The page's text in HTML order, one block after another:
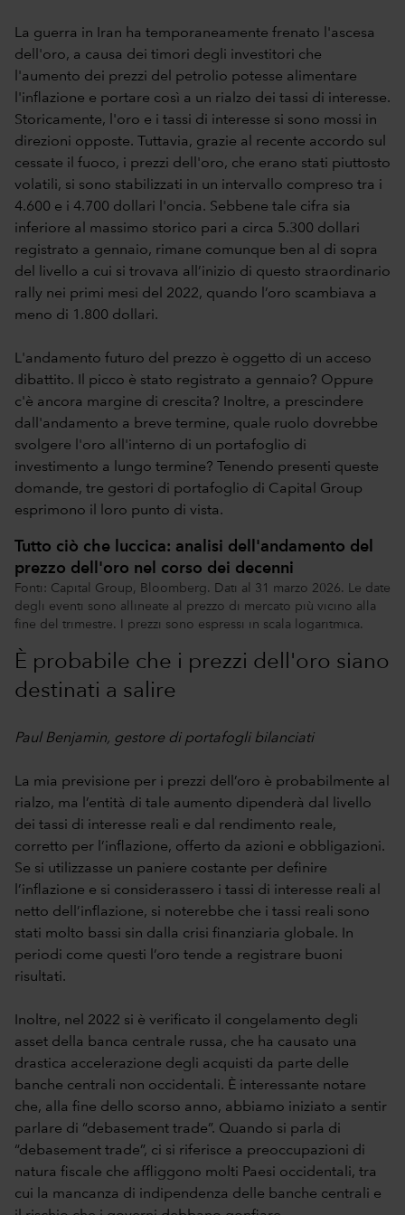
La guerra in Iran ha temporaneamente frenato l'ascesa
dell'oro, a causa dei timori degli investitori che
l'aumento dei prezzi del petrolio potesse alimentare
l'inflazione e portare così a un rialzo dei tassi di interesse.
Storicamente, l'oro e i tassi di interesse si sono mossi in
direzioni opposte. Tuttavia, grazie al recente accordo sul
cessate il fuoco, i prezzi dell'oro, che erano stati piuttosto
volatili, si sono stabilizzati in un intervallo compreso tra i
4.600 e i 4.700 dollari l'oncia. Sebbene tale cifra sia
inferiore al massimo storico pari a circa 5.300 dollari
registrato a gennaio, rimane comunque ben al di sopra
del livello a cui si trovava all’inizio di questo straordinario
rally nei primi mesi del 2022, quando l’oro scambiava a
meno di 1.800 dollari.
L'andamento futuro del prezzo è oggetto di un acceso
dibattito. Il picco è stato registrato a gennaio? Oppure
c'è ancora margine di crescita? Inoltre, a prescindere
dall'andamento a breve termine, quale ruolo dovrebbe
svolgere l'oro all'interno di un portafoglio di
investimento a lungo termine? Tenendo presenti queste
domande, tre gestori di portafoglio di Capital Group
esprimono il loro punto di vista.
Tutto ciò che luccica: analisi dell'andamento del
prezzo dell'oro nel corso dei decenni
Fonti: Capital Group, Bloomberg. Dati al 31 marzo 2026. Le date
degli eventi sono allineate al prezzo di mercato più vicino alla
fine del trimestre. I prezzi sono espressi in scala logaritmica.
È probabile che i prezzi dell'oro siano
destinati a salire
Paul Benjamin, gestore di portafogli bilanciati
La mia previsione per i prezzi dell’oro è probabilmente al
rialzo, ma l’entità di tale aumento dipenderà dal livello
dei tassi di interesse reali e dal rendimento reale,
corretto per l’inflazione, offerto da azioni e obbligazioni.
Se si utilizzasse un paniere costante per definire
l’inflazione e si considerassero i tassi di interesse reali al
netto dell’inflazione, si noterebbe che i tassi reali sono
stati molto bassi sin dalla crisi finanziaria globale. In
periodi come questi l’oro tende a registrare buoni
risultati.
Inoltre, nel 2022 si è verificato il congelamento degli
asset della banca centrale russa, che ha causato una
drastica accelerazione degli acquisti da parte delle
banche centrali non occidentali. È interessante notare
che, alla fine dello scorso anno, abbiamo iniziato a sentir
parlare di “debasement trade”. Quando si parla di
“debasement trade”, ci si riferisce a preoccupazioni di
natura fiscale che affliggono molti Paesi occidentali, tra
cui la mancanza di indipendenza delle banche centrali e